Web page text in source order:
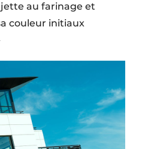
au farinage et
couleur initiaux